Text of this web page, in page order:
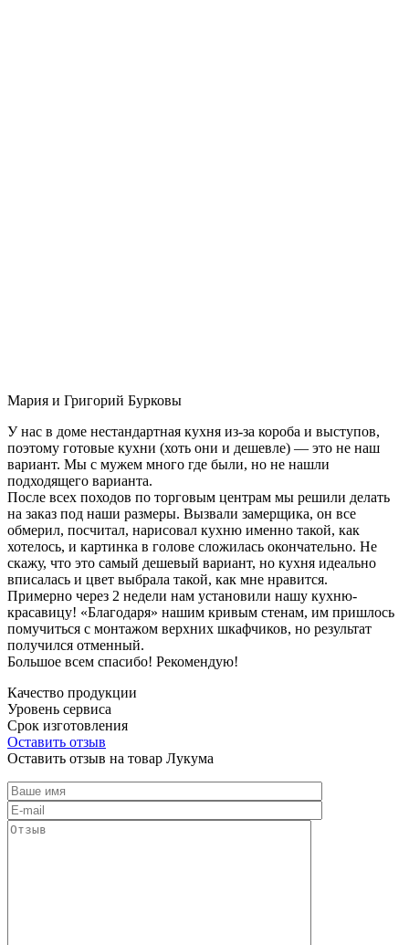
Мария и Григорий Бурковы
У нас в доме нестандартная кухня из-за короба и выступов,
поэтому готовые кухни (хоть они и дешевле) — это не наш
вариант. Мы с мужем много где были, но не нашли
подходящего варианта.
После всех походов по торговым центрам мы решили делать
на заказ под наши размеры. Вызвали замерщика, он все
обмерил, посчитал, нарисовал кухню именно такой, как
хотелось, и картинка в голове сложилась окончательно. Не
скажу, что это самый дешевый вариант, но кухня идеально
вписалась и цвет выбрала такой, как мне нравится.
Примерно через 2 недели нам установили нашу кухню-
красавицу! «Благодаря» нашим кривым стенам, им пришлось
помучиться с монтажом верхних шкафчиков, но результат
получился отменный.
Большое всем спасибо! Рекомендую!
Качество продукции
Уровень сервиса
Срок изготовления
Оставить отзыв
Оставить отзыв на товар Лукума